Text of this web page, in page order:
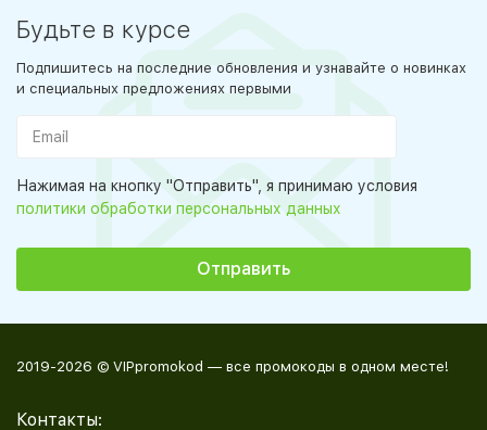
Будьте в курсе
Подпишитесь на последние обновления и узнавайте о новинках
и специальных предложениях первыми
Нажимая на кнопку "Отправить", я принимаю условия
политики обработки персональных данных
2019-2026 © VIPpromokod — все промокоды в одном месте!
Контакты: